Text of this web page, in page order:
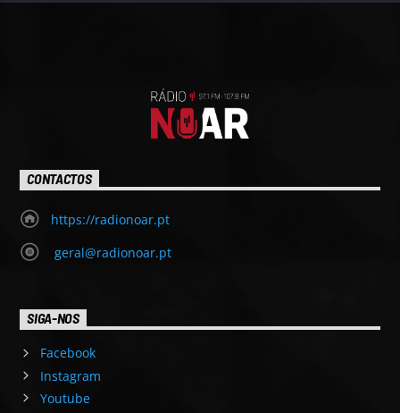
CONTACTOS
https://radionoar.pt
geral@radionoar.pt
SIGA-NOS
Facebook
Instagram
Youtube